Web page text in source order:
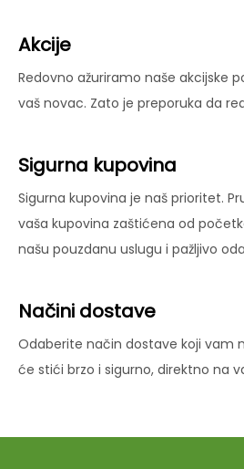
Akcije
Redovno ažuriramo naše akcijske
vaš novac. Zato je preporuka da
Sigurna kupovina
Sigurna kupovina je naš prioritet.
vaša kupovina zaštićena od
našu pouzdanu uslugu i pažljivo
Načini dostave
Odaberite način dostave koji vam
će stići brzo i sigurno, direktno na